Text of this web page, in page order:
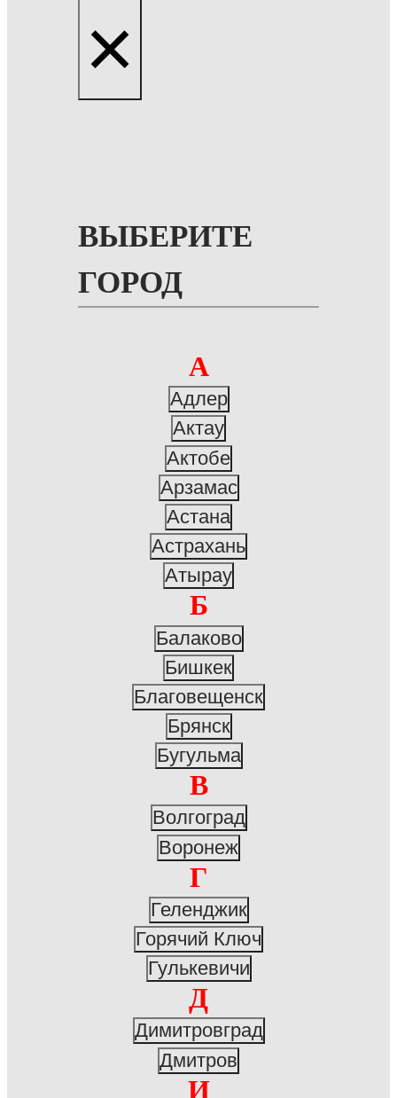
×
ВЫБЕРИТЕ
ГОРОД
А
Адлер
Актау
Актобе
Арзамас
Астана
Астрахань
Атырау
Б
Балаково
Бишкек
Благовещенск
Брянск
Бугульма
В
Волгоград
Воронеж
Г
Геленджик
Горячий Ключ
Гулькевичи
Д
Димитровград
Дмитров
И